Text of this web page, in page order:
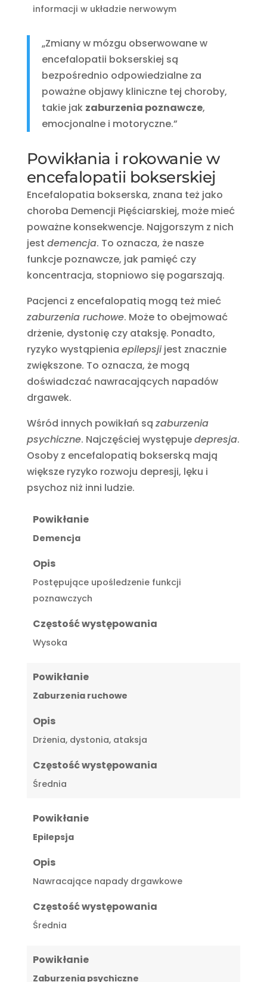
informacji w układzie nerwowym
„Zmiany w mózgu obserwowane w
encefalopatii bokserskiej są
bezpośrednio odpowiedzialne za
poważne objawy kliniczne tej choroby,
takie jak zaburzenia poznawcze,
emocjonalne i motoryczne.”
Powikłania i rokowanie w
encefalopatii bokserskiej
Encefalopatia bokserska, znana też jako
choroba Demencji Pięściarskiej, może mieć
poważne konsekwencje. Najgorszym z nich
jest demencja. To oznacza, że nasze
funkcje poznawcze, jak pamięć czy
koncentracja, stopniowo się pogarszają.
Pacjenci z encefalopatią mogą też mieć
zaburzenia ruchowe. Może to obejmować
drżenie, dystonię czy ataksję. Ponadto,
ryzyko wystąpienia epilepsjijest znacznie
zwiększone. To oznacza, że mogą
doświadczać nawracających napadów
drgawek.
Wśród innych powikłań są zaburzenia
psychiczne. Najczęściej występujedepresja.
Osoby z encefalopatią bokserską mają
większe ryzyko rozwoju depresji, lęku i
psychoz niż inni ludzie.
Powikłanie
Demencja
Opis
Postępujące upośledzenie funkcji
poznawczych
Częstość występowania
Wysoka
Powikłanie
Zaburzenia ruchowe
Opis
Drżenia, dystonia, ataksja
Częstość występowania
Średnia
Powikłanie
Epilepsja
Opis
Nawracające napady drgawkowe
Częstość występowania
Średnia
Powikłanie
Zaburzenia psychiczne